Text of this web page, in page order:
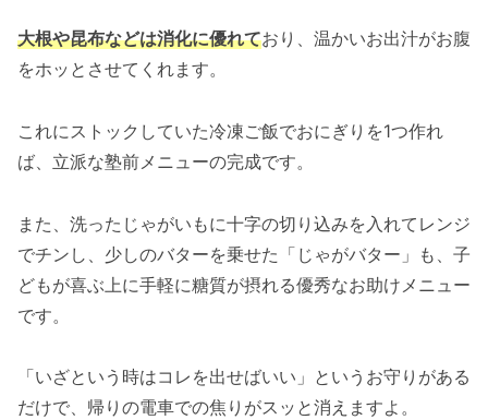
大根や昆布などは消化に優れており、温かいお出汁がお腹
をホッとさせてくれます。
これにストックしていた冷凍ご飯でおにぎりを1つ作れ
ば、立派な塾前メニューの完成です。
また、洗ったじゃがいもに十字の切り込みを入れてレンジ
でチンし、少しのバターを乗せた「じゃがバター」も、子
どもが喜ぶ上に手軽に糖質が摂れる優秀なお助けメニュー
です。
「いざという時はコレを出せばいい」というお守りがある
だけで、帰りの電車での焦りがスッと消えますよ。